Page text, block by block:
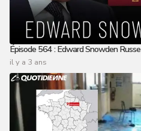
Épisode 564 : Edward Snowden Russe
il y a 3 ans